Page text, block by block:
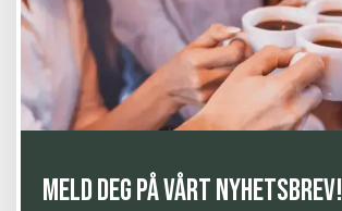
Meld deg på vårt nyhetsbrev!